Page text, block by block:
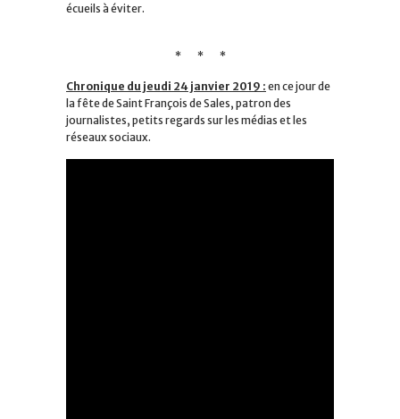
écueils à éviter.
* * *
Chronique du jeudi 24 janvier 2019 : en ce jour de
la fête de Saint François de Sales, patron des
journalistes, petits regards sur les médias et les
réseaux sociaux.